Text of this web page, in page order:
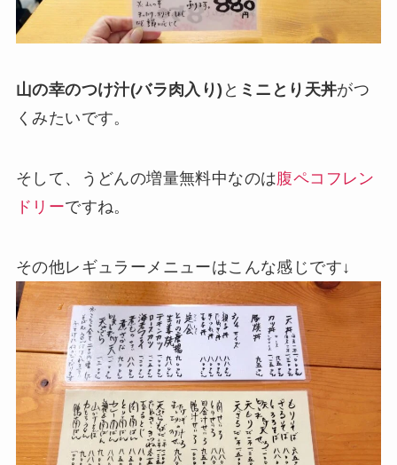
山の幸のつけ汁(バラ肉入り) と ミニとり天丼がつ
くみたいです。
そして、うどんの増量無料中なのは腹ペコフレン
ドリーですね。
その他レギュラーメニューはこんな感じです↓